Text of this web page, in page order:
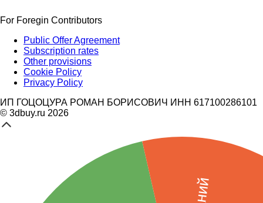
For Foregin Contributors
Public Offer Agreement
Subscription rates
Other provisions
Cookie Policy
Privacy Policy
ИП ГОЦОЦУРА РОМАН БОРИСОВИЧ ИНН 617100286101
© 3dbuy.ru 2026